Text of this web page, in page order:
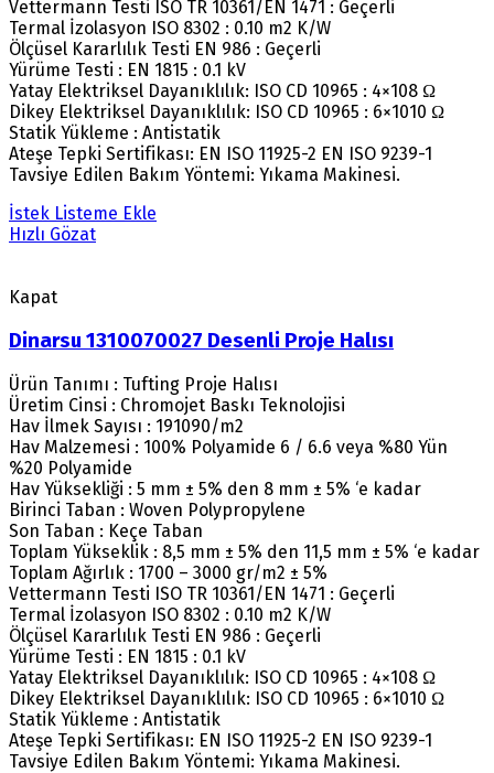
Vettermann Testi ISO TR 10361/EN 1471 : Geçerli
Termal İzolasyon ISO 8302 : 0.10 m2 K/W
Ölçüsel Kararlılık Testi EN 986 : Geçerli
Yürüme Testi : EN 1815 : 0.1 kV
Yatay Elektriksel Dayanıklılık: ISO CD 10965 : 4×108 Ω
Dikey Elektriksel Dayanıklılık: ISO CD 10965 : 6×1010 Ω
Statik Yükleme : Antistatik
Ateşe Tepki Sertifikası: EN ISO 11925-2 EN ISO 9239-1
Tavsiye Edilen Bakım Yöntemi: Yıkama Makinesi.
İstek Listeme Ekle
Hızlı Gözat
Kapat
Dinarsu 1310070027 Desenli Proje Halısı
Ürün Tanımı : Tufting Proje Halısı
Üretim Cinsi : Chromojet Baskı Teknolojisi
Hav İlmek Sayısı : 191090/m2
Hav Malzemesi : 100% Polyamide 6 / 6.6 veya %80 Yün
%20 Polyamide
Hav Yüksekliği : 5 mm ± 5% den 8 mm ± 5% ‘e kadar
Birinci Taban : Woven Polypropylene
Son Taban : Keçe Taban
Toplam Yükseklik : 8,5 mm ± 5% den 11,5 mm ± 5% ‘e kadar
Toplam Ağırlık : 1700 – 3000 gr/m2 ± 5%
Vettermann Testi ISO TR 10361/EN 1471 : Geçerli
Termal İzolasyon ISO 8302 : 0.10 m2 K/W
Ölçüsel Kararlılık Testi EN 986 : Geçerli
Yürüme Testi : EN 1815 : 0.1 kV
Yatay Elektriksel Dayanıklılık: ISO CD 10965 : 4×108 Ω
Dikey Elektriksel Dayanıklılık: ISO CD 10965 : 6×1010 Ω
Statik Yükleme : Antistatik
Ateşe Tepki Sertifikası: EN ISO 11925-2 EN ISO 9239-1
Tavsiye Edilen Bakım Yöntemi: Yıkama Makinesi.